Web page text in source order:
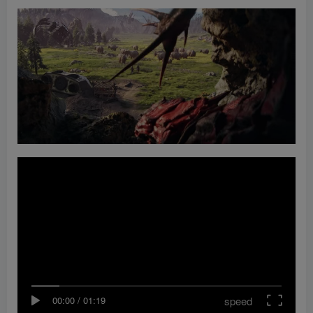
00:00 / 01:19 speed